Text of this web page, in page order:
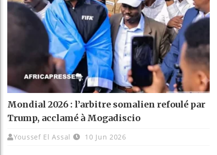
Mondial 2026 : l’arbitre somalien refoulé par
Trump, acclamé à Mogadiscio
Youssef El Assal 10 Jun 2026